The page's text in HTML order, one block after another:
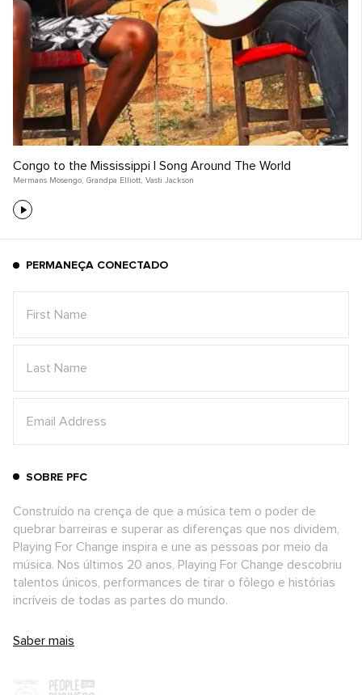
Congo to the Mississippi | Song Around The World
Mermans Mosengo, Grandpa Elliott, Vasti Jackson
PERMANEÇA CONECTADO
SOBRE PFC
Construído na crença de que a música tem o poder de
quebrar barreiras e superar as diferenças que nos dividem,
Playing For Change inspira e une as pessoas por meio da
música. Nos últimos 20 anos, Playing For Change descobriu
talentos únicos, performances de tirar o fôlego e histórias
incríveis de todas as partes do mundo.
Saber mais